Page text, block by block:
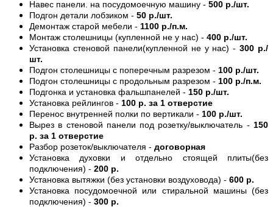
Навес панели. на посудомоечную машину - 500 р./шт.
Подгон детали лобзиком - 50 р./шт.
Демонтаж старой мебели - 1100 р./п.м.
Монтаж столешницы (купленной не у нас) - 400 р./шт.
Установка стеновой панели(купленной не у нас) -300 р./
шт.
Подгон столешницы с поперечным разрезом - 100 р./шт.
Подгон столешницы с продольным разрезом - 100 р./п.м.
Подгонка и установка фальшпанелей - 150 р./шт.
Установка рейлингов - 100 р. за 1 отверстие
Перенос внутренней полки по вертикали - 100 р./шт.
Вырез в стеновой панели под розетку/выключатель - 150
р. за 1 отверстие
Разбор розеток/выключателя - договорная
Установка духовки и отдельно стоящей плиты(без
подключения) - 200 р.
Установка вытяжки (без установки воздуховода) - 600 р.
Установка посудомоечной или стиральной машины (без
подключения) - 300 р.